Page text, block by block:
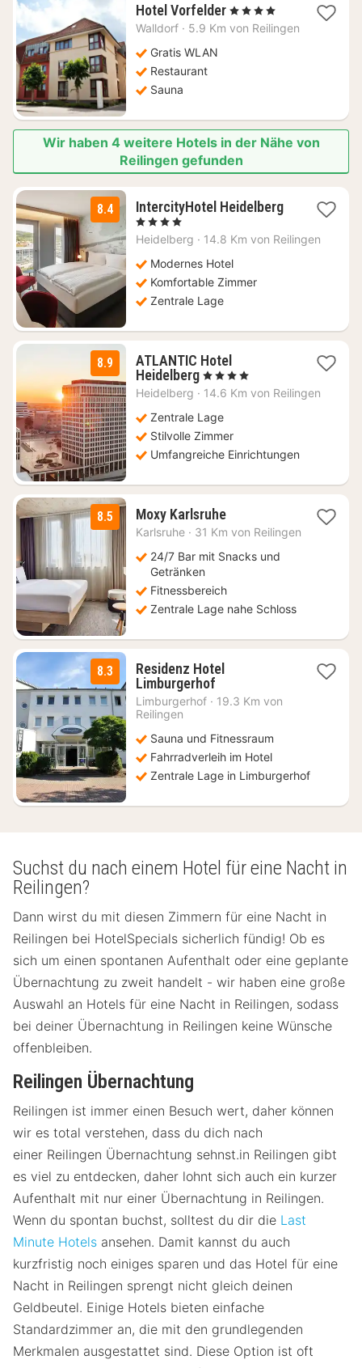
Hotel Vorfelder1
Nacht
, 4 Sterne
Walldorf · 5.9 Km von Reilingen
Gratis WLAN
Restaurant
Sauna
Wir haben 4 weitere Hotels in der Nähe von
Reilingen gefunden
8.4 IntercityHotel Heidelberg1
ab
, 4 Sterne
Heidelberg · 14.8 Km von Reilingen
Modernes Hotel
Komfortable Zimmer
Zentrale Lage
8.9
ATLANTIC Hotel
Heidelberg1
Nacht
134
€
, 4 Sterne
Heidelberg · 14.6 Km von Reilingen
Zentrale Lage
Stilvolle Zimmer
Umfangreiche Einrichtungen
8.5 Moxy Karlsruhe1
Nacht
69
Karlsruhe · 31 Km von Reilingen
24/7 Bar mit Snacks und
Getränken
Fitnessbereich
Zentrale Lage nahe Schloss
8.3
Residenz Hotel
Limburgerhof1
Nacht
€
Limburgerhof · 19.3 Km von
Reilingen
Sauna und Fitnessraum
Fahrradverleih im Hotel
Zentrale Lage in Limburgerhof
Suchst du nach einem Hotel für eine Nacht in
Reilingen?
Dann wirst du mit diesen Zimmern für eine Nacht in
Reilingen bei HotelSpecials sicherlich fündig! Ob es
sich um einen spontanen Aufenthalt oder eine geplante
Übernachtung zu zweit handelt - wir haben eine große
Auswahl an Hotels für eine Nacht in Reilingen, sodass
bei deiner Übernachtung in Reilingen keine Wünsche
offenbleiben.
Reilingen Übernachtung
Reilingen ist immer einen Besuch wert, daher können
wir es total verstehen, dass du dich nach
einer Reilingen Übernachtung sehnst.in Reilingen gibt
es viel zu entdecken, daher lohnt sich auch ein kurzer
Aufenthalt mit nur einer Übernachtung in Reilingen.
Wenn du spontan buchst, solltest du dir die Last
Minute Hotels ansehen. Damit kannst du auch
kurzfristig noch einiges sparen und das Hotel für eine
Nacht in Reilingen sprengt nicht gleich deinen
Geldbeutel. Einige Hotels bieten einfache
Standardzimmer an, die mit den grundlegenden
Merkmalen ausgestattet sind. Diese Option ist oft